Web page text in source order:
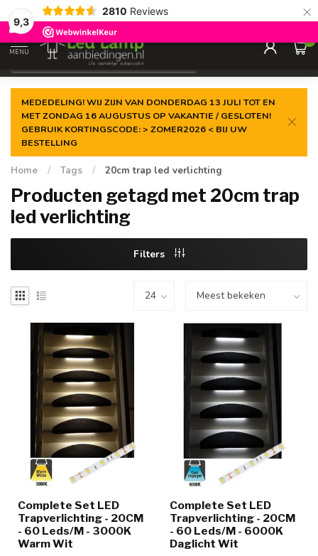
9,3
2810 Reviews ×
Gegarandeerde delaagste prijs
MENU
0
MEDEDELING! WIJ ZIJN VAN DONDERDAG 13 JULI TOT EN
MET ZONDAG 16 AUGUSTUS OP VAKANTIE / GESLOTEN!
GEBRUIK KORTINGSCODE: > ZOMER2026 < BIJ UW
BESTELLING
Home / Tags / 20cm trap led verlichting
Producten getagd met 20cm trap
led verlichting
Filters
Complete Set LED
Trapverlichting - 20CM
- 60 Leds/M - 3000K
Warm Wit
Complete Set LED
Trapverlichting - 20CM
- 60 Leds/M - 6000K
Daglicht Wit